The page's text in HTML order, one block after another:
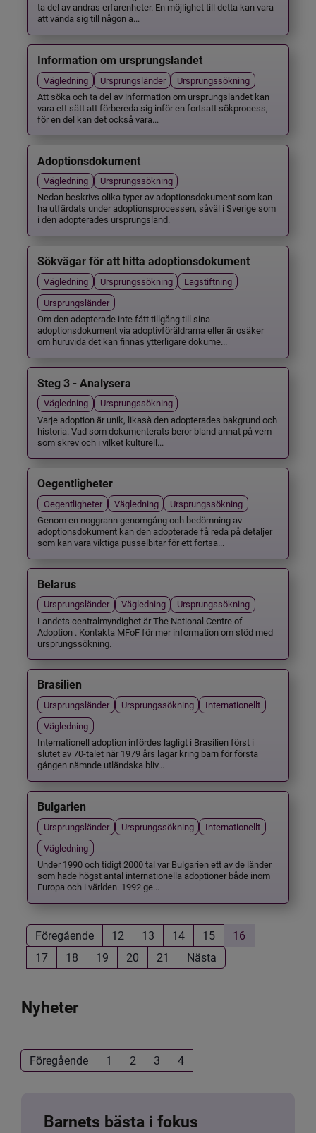
ta del av andras erfarenheter. En möjlighet till detta kan vara
att vända sig till någon a...
Information om ursprungslandet
Vägledning Ursprungsländer
Ursprungssökning
Att söka och ta del av information om ursprungslandet kan
vara ett sätt att förbereda sig inför en fortsatt sökprocess,
för en del kan det också vara...
Adoptionsdokument
Vägledning
Ursprungssökning
Nedan beskrivs olika typer av adoptionsdokument som kan
ha utfärdats under adoptionsprocessen, såväl i Sverige som
i den adopterades ursprungsland.
Sökvägar för att hitta adoptionsdokument
Vägledning Ursprungssökning
Lagstiftning
Ursprungsländer
Om den adopterade inte fått tillgång till sina
adoptionsdokument via adoptivföräldrarna eller är osäker
om huruvida det kan finnas ytterligare dokume...
Steg 3 - Analysera
Vägledning
Ursprungssökning
Varje adoption är unik, likaså den adopterades bakgrund och
historia. Vad som dokumenterats beror bland annat på vem
som skrev och i vilket kulturell...
Oegentligheter
Oegentligheter Vägledning
Ursprungssökning
Genom en noggrann genomgång och bedömning av
adoptionsdokument kan den adopterade få reda på detaljer
som kan vara viktiga pusselbitar för ett fortsa...
Belarus
Ursprungsländer Vägledning
Ursprungssökning
Landets centralmyndighet är The National Centre of
Adoption . Kontakta MFoF för mer information om stöd med
ursprungssökning.
Brasilien
Ursprungsländer Ursprungssökning
Internationellt
Vägledning
Internationell adoption infördes lagligt i Brasilien först i
slutet av 70-talet när 1979 års lagar kring barn för första
gången nämnde utländska bliv...
Bulgarien
Ursprungsländer Ursprungssökning
Internationellt
Vägledning
Under 1990 och tidigt 2000 tal var Bulgarien ett av de länder
som hade högst antal internationella adoptioner både inom
Europa och i världen. 1992 ge...
Föregående 12 13 14 15
16
17
18 19 20 21 Nästa
Nyheter
Föregående 1 2 3 4
Barnets bästa i fokus